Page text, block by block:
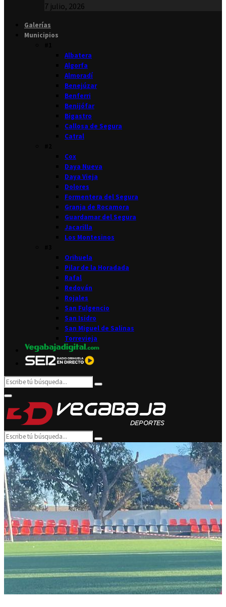
7 julio, 2026
Galerías
Municipios
Albatera
Algorfa
Almoradí
Benejúzar
Benferri
Benijófar
Bigastro
Callosa de Segura
Catral
Cox
Daya Nueva
Daya Vieja
Dolores
Formentera del Segura
Granja de Rocamora
Guardamar del Segura
Jacarilla
Los Montesinos
Orihuela
Pilar de la Horadada
Rafal
Redován
Rojales
San Fulgencio
San Isidro
San Miguel de Salinas
Torrevieja
Search
for:
Search
Primary
Menu
Search
for:
Search